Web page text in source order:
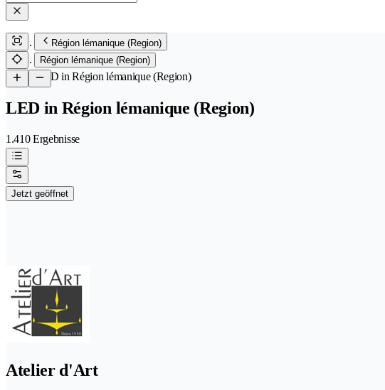
Région lémanique (Region)
Région lémanique (Region)
/LED in Région lémanique (Region)
LED in Région lémanique (Region)
1.410 Ergebnisse
Jetzt geöffnet
Atelier d'Art